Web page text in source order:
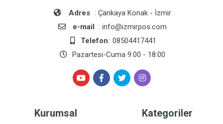
Adres : Çankaya Konak - İzmir
e-mail : info@izmirpos.com
Telefon: 08504417441
Pazartesi-Cuma 9:00 - 18:00
Kurumsal Kategoriler